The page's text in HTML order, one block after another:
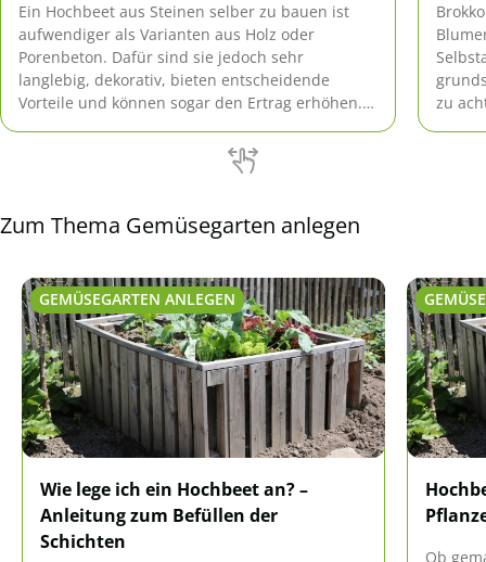
Ein Hochbeet aus Steinen selber zu bauen ist
aufwendiger als Varianten aus Holz oder
Porenbeton. Dafür sind sie jedoch sehr
langlebig, dekorativ, bieten entscheidende
Vorteile und können sogar den Ertrag erhöhen.
zu
Zum Thema Gemüsegarten anlegen
GEMÜSEGARTEN ANLEGEN
Wie lege ich ein Hochbeet an? –
Anleitung zum Befüllen der
Schichten
Ob